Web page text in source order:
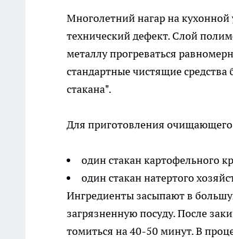
Многолетний нагар на кухонной
технический дефект. Слой
металлу прогреваться
стандартные чистящие
стакана".
Для приготовления
один стакан картофельного
один стакан натертого
Ингредиенты засыпают в
загрязненную посуду. После
томиться на 40-50 минут. В